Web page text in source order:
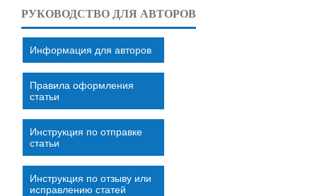
РУКОВОДСТВО ДЛЯ АВТОРОВ
Информация для авторов
Правила оформления
статьи
Инструкция по отправке
статьи
Инструкция по отзыву или
исправлению статей